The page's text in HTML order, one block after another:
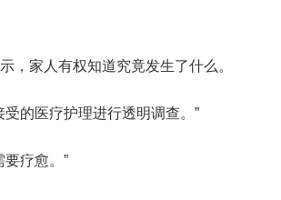
，家人有权知道究竟发生了什么。
的医疗护理进行透明调查。”
疗愈。”